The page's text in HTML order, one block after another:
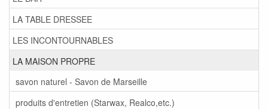
LA TABLE DRESSEE
LES INCONTOURNABLES
LA MAISON PROPRE
savon naturel - Savon de Marseille
produits d'entretien (Starwax, Realco,etc.)